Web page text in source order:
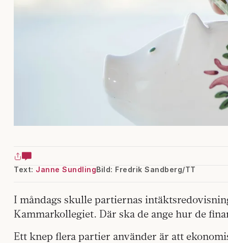
Text: Janne SundlingBild: Fredrik Sandberg/TT
I måndags skulle partiernas
Kammarkollegiet. Där ska de ange hur de
Ett knep flera partier använder är att